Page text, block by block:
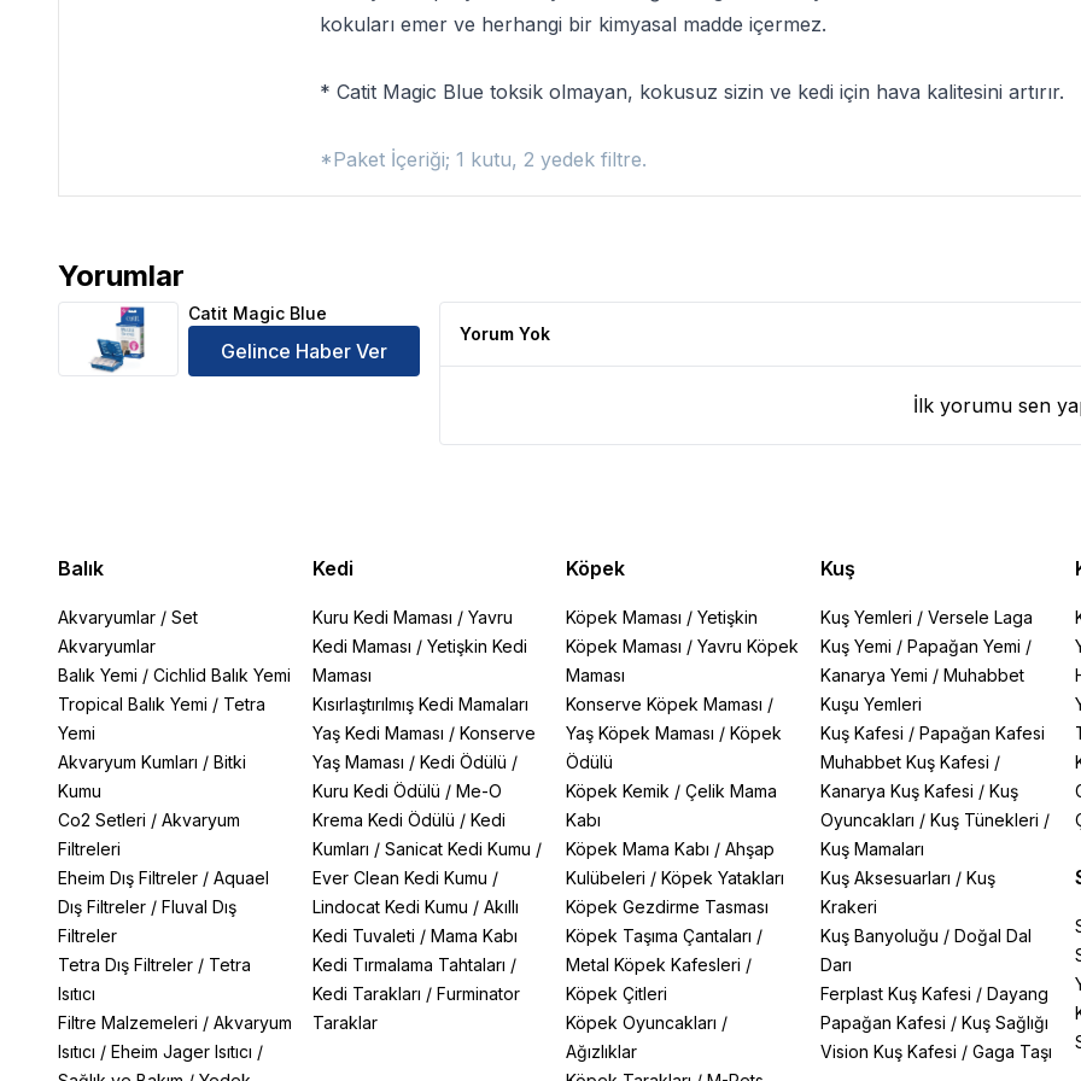
kokuları emer ve herhangi bir kimyasal madde içermez.
* Catit Magic Blue toksik olmayan, kokusuz sizin ve kedi için hava kalitesini artırır.
*Paket İçeriği; 1 kutu, 2 yedek filtre.
Yorumlar
Catit Magic Blue Ürün Yorumları
Catit Magic Blue
Gelince Haber Ver
Yorum Yok
İlk yorumu sen
Balık
Akvaryumlar / Set
Akvaryumlar
Balık Yemi / Cichlid Balık Yemi
Tropical Balık Yemi / Tetra
Yemi
Akvaryum Kumları / Bitki
Kumu
Co2 Setleri / Akvaryum
Filtreleri
Eheim Dış Filtreler / Aquael
Dış Filtreler / Fluval Dış
Filtreler
Tetra Dış Filtreler / Tetra
Isıtıcı
Filtre Malzemeleri / Akvaryum
Isıtıcı / Eheim Jager Isıtıcı /
Kedi
Kuru Kedi Maması / Yavru
Kedi Maması / Yetişkin Kedi
Maması
Kısırlaştırılmış Kedi Mamaları
Yaş Kedi Maması / Konserve
Yaş Maması / Kedi Ödülü /
Kuru Kedi Ödülü / Me-O
Krema Kedi Ödülü / Kedi
Kumları / Sanicat Kedi Kumu /
Ever Clean Kedi Kumu /
Lindocat Kedi Kumu / Akıllı
Kedi Tuvaleti / Mama Kabı
Kedi Tırmalama Tahtaları /
Kedi Tarakları / Furminator
Taraklar
Köpek
Köpek Maması /Yetişkin
Köpek Maması /Yavru Köpek
Maması
Konserve Köpek Maması /
Yaş Köpek Maması /Köpek
Ödülü
Köpek Kemik /Çelik Mama
Kabı
Köpek Mama Kabı /Ahşap
Kulübeleri /Köpek Yatakları
Köpek Gezdirme Tasması
Köpek Taşıma Çantaları /
Metal Köpek Kafesleri /
Köpek Çitleri
Köpek Oyuncakları /
Ağızlıklar
Kuş
Kuş Yemleri / Versele Laga
Kuş Yemi / Papağan Yemi /
Kanarya Yemi / Muhabbet
Kuşu Yemleri
Kuş Kafesi / Papağan Kafesi
Muhabbet Kuş Kafesi /
Kanarya Kuş Kafesi / Kuş
Oyuncakları / Kuş Tünekleri /
Kuş Mamaları
Kuş Aksesuarları / Kuş
Krakeri
Kuş Banyoluğu / Doğal Dal
Darı
Ferplast Kuş Kafesi / Dayang
Papağan Kafesi / Kuş Sağlığı
Vision Kuş Kafesi / Gaga Taşı